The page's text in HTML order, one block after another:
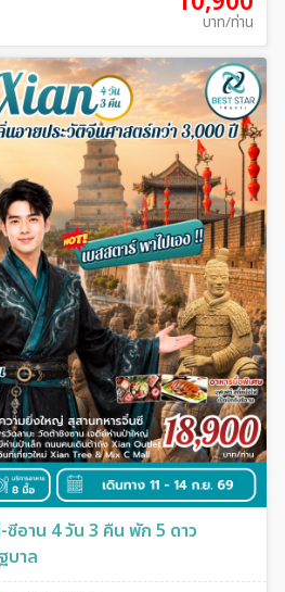
บาท/ท่าน
อาน 4 วัน 3 คืน พัก 5 ดาว
บาล